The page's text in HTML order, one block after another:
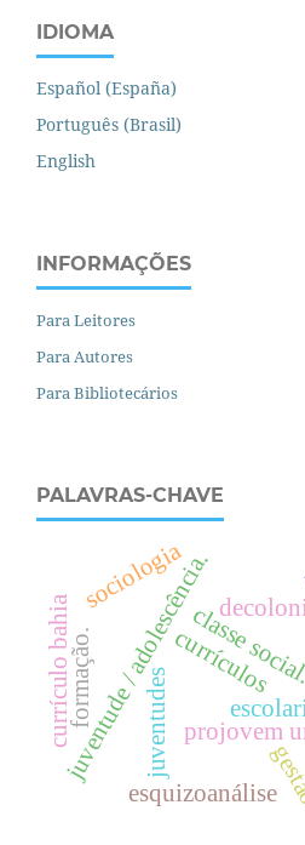
IDIOMA
Español (España)
Português (Brasil)
English
INFORMAÇÕES
Para Leitores
Para Autores
Para Bibliotecários
PALAVRAS-CHAVE
currículos
projovem
juventude / adolescência.c
l
a
s
s
e
s
o
c
i
a
l
.
juventudes
esquizoanálise
formação.
currículo bahia
sociologia